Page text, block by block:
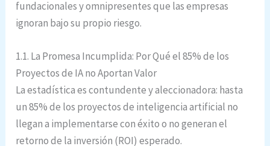
fundacionales y omnipresentes que las empresas
ignoran bajo su propio riesgo.
1.1. La Promesa Incumplida: Por Qué el 85% de los
Proyectos de IA no Aportan Valor
La estadística es contundente y aleccionadora: hasta
un 85% de los proyectos de inteligencia artificial no
llegan a implementarse con éxito o no generan el
retorno de la inversión (ROI) esperado.